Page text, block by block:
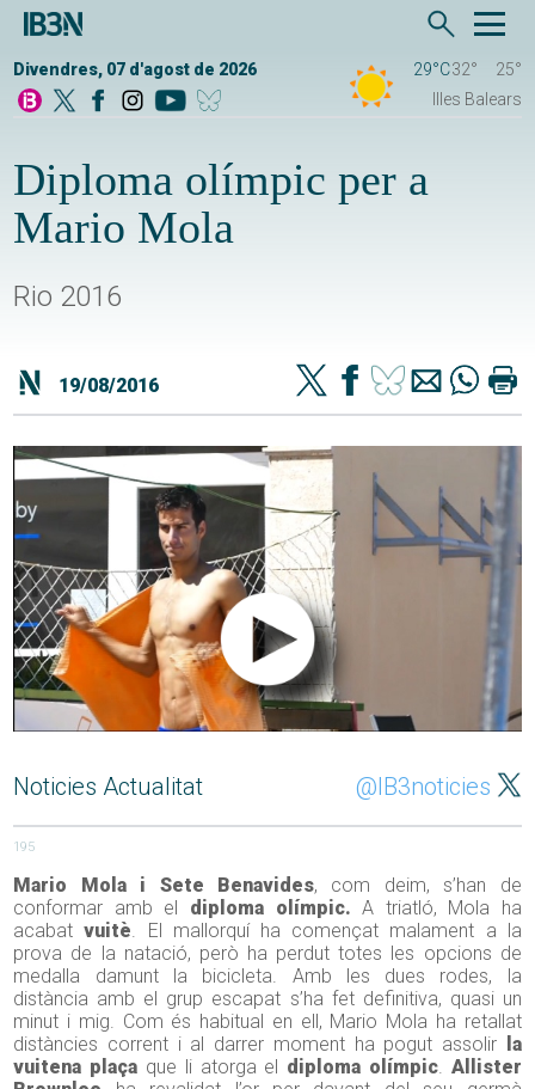
Divendres, 07 d'agost de 2026 29°C32°
25°
Illes Balears
Diploma olímpic per a
Mario Mola
Rio 2016
19/08/2016
Noticies Actualitat @IB3noticies
195
Mario Mola i Sete Benavides, com deim, s’han de
conformar amb el diploma olímpic. A triatló, Mola ha
acabatvuitè. El mallorquí ha començat malament a la
prova de la natació, però ha perdut totes les opcions de
medalla damunt la bicicleta. Amb les dues rodes, la
distància amb el grup escapat s’ha fet definitiva, quasi un
minut i mig. Com és habitual en ell, Mario Mola ha retallat
distàncies corrent i al darrer moment ha pogut assolir la
vuitena plaça que li atorga el diploma olímpic. Allister